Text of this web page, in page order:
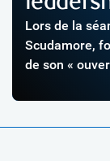
Lors de la
Scudamore,
de son «